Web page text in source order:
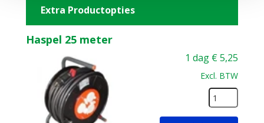
Extra Productopties
Haspel 25 meter
1 dag €5,25
Excl. BTW